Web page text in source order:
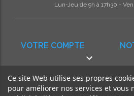
VOTRE COMPTE

Lun-Jeu de 9h à 17h30 -
Ce site Web utilise ses propres
pour améliorer nos services et vous